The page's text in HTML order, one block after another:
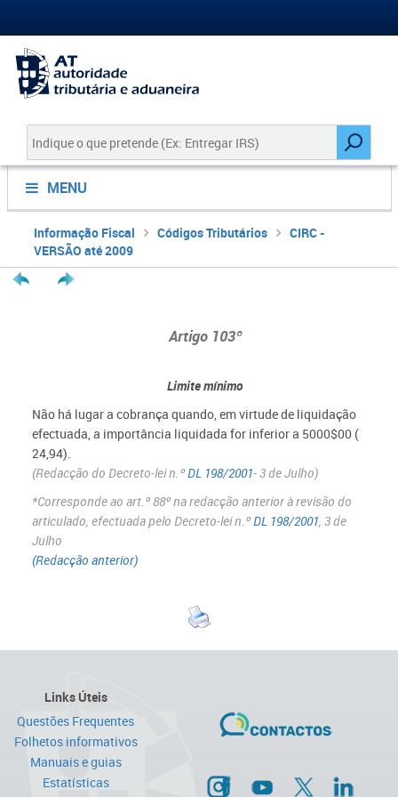
MENU
Informação Fiscal Códigos Tributários
CIRC -
VERSÃO até 2009
Artigo 103º
Limite mínimo
Não há lugar a cobrança quando, em virtude de liquidação
efectuada, a importância liquidada for inferior a 5000$00 (
24,94).
(Redacção do Decreto-lei n.ºDL 198/2001- 3 de Julho)
*Corresponde ao art.º 88º na redacção anterior à revisão do
articulado, efectuada pelo Decreto-lei n.ºDL 198/2001, 3 de
Julho
(Redacção anterior)
Links Úteis
Questões Frequentes
Folhetos informativos
Manuais e guias
Estatísticas